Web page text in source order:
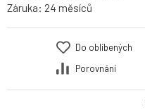
Záruka: 24 měsíců
Do oblíbených
Porovnání